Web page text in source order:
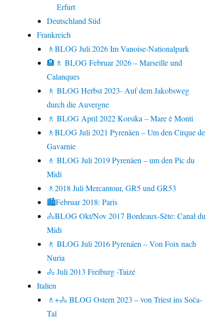
Erfurt
Deutschland Süd
Frankreich
🚶BLOG Juli 2026 Im Vanoise-Nationalpark
🏨🚶 BLOG Februar 2026 – Marseille und
Calanques
🚶 BLOG Herbst 2023- Auf dem Jakobsweg
durch die Auvergne
🚶 BLOG April 2022 Korsika – Mare è Monti
🚶BLOG Juli 2021 Pyrenäen – Um den Cirque de
Gavarnie
🚶 BLOG Juli 2019 Pyrenäen – um den Pic du
Midi
🚶2018 Juli Mercantour, GR5 und GR53
🏙Februar 2018: Paris
🚴BLOG Okt/Nov 2017 Bordeaux-Sète: Canal du
Midi
🚶 BLOG Juli 2016 Pyrenäen – Von Foix nach
Nuria
🚴 Juli 2013 Freiburg -Taizé
Italien
🚶+🚴 BLOG Ostern 2023 – von Triest ins Soča-
Tal